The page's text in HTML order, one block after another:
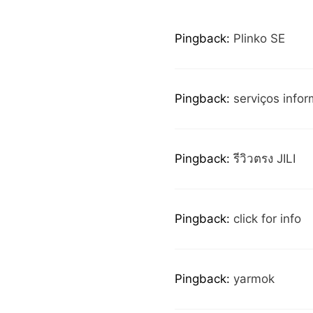
Pingback: Plinko SE
Pingback: serviços
Pingback: รีวิวตรง JILI
Pingback: click for info
Pingback: yarmok